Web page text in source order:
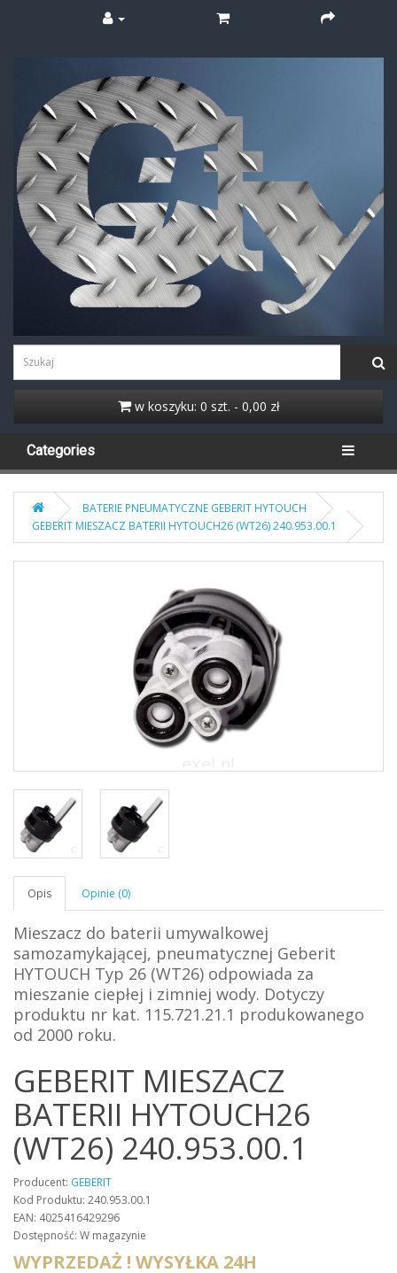
w koszyku: 0 szt. - 0,00 zł
Categories
BATERIE PNEUMATYCZNE GEBERIT HYTOUCH
GEBERIT MIESZACZ BATERII HYTOUCH26 (WT26) 240.953.00.1
Opis Opinie (0)
Mieszacz do baterii umywalkowej
samozamykającej, pneumatycznej Geberit
HYTOUCH Typ 26 (WT26) odpowiada za
mieszanie ciepłej i zimniej wody. Dotyczy
produktu nr kat. 115.721.21.1 produkowanego
od 2000 roku.
GEBERIT MIESZACZ
BATERII HYTOUCH26
(WT26) 240.953.00.1
Producent: GEBERIT
Kod Produktu: 240.953.00.1
EAN: 4025416429296
Dostępność: W magazynie
WYPRZEDAŻ ! WYSYŁKA 24H